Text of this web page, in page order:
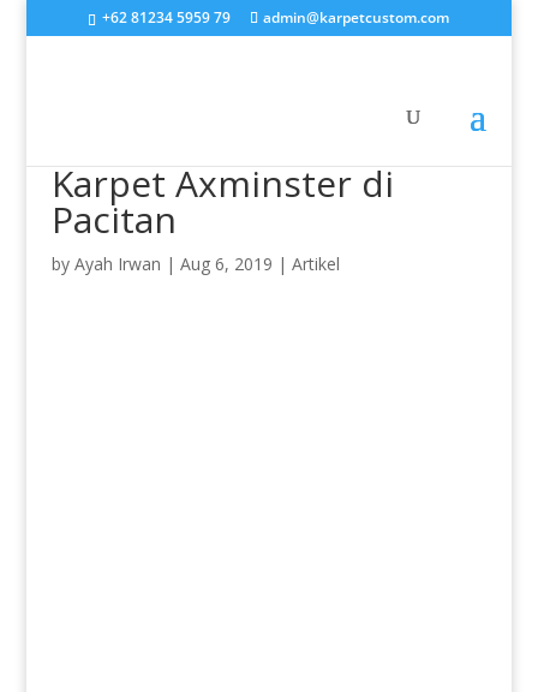
+62 81234 5959 79 admin@karpetcustom.com
Karpet Axminster di
Pacitan
by Ayah Irwan | Aug 6, 2019 | Artikel